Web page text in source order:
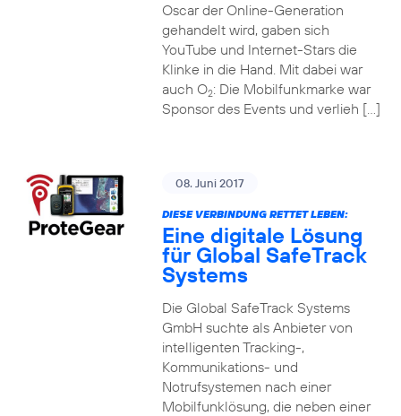
Oscar der Online-Generation
gehandelt wird, gaben sich
YouTube und Internet-Stars die
Klinke in die Hand. Mit dabei war
auch O2: Die Mobilfunkmarke war
Sponsor des Events und verlieh […]
08. Juni 2017
DIESE VERBINDUNG RETTET LEBEN:
Eine digitale Lösung
für Global SafeTrack
Systems
Die Global SafeTrack Systems
GmbH suchte als Anbieter von
intelligenten Tracking-,
Kommunikations- und
Notrufsystemen nach einer
Mobilfunklösung, die neben einer